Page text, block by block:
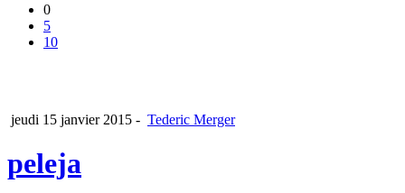
0
5
10
jeudi 15 janvier 2015 - Tederic Merger
peleja